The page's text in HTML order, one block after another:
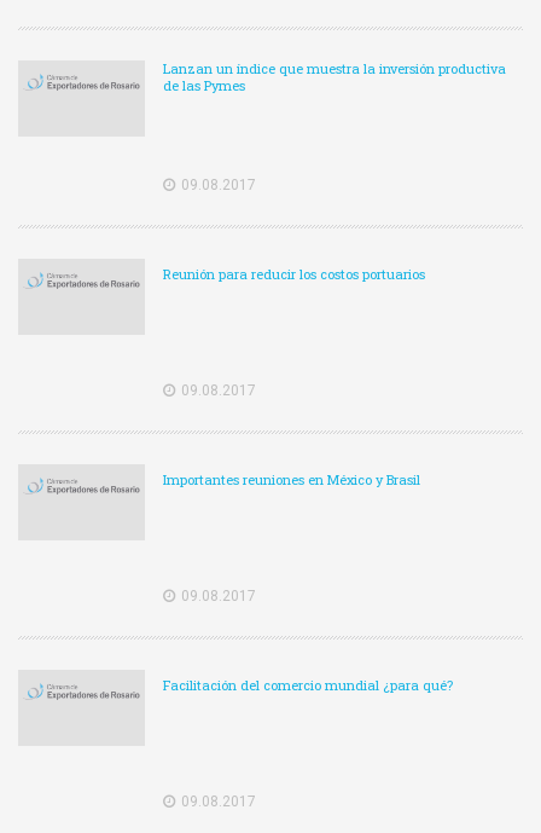
Lanzan un índice que muestra la inversión productiva
de las Pymes
09.08.2017
Reunión para reducir los costos portuarios
09.08.2017
Importantes reuniones en México y Brasil
09.08.2017
Facilitación del comercio mundial ¿para qué?
09.08.2017